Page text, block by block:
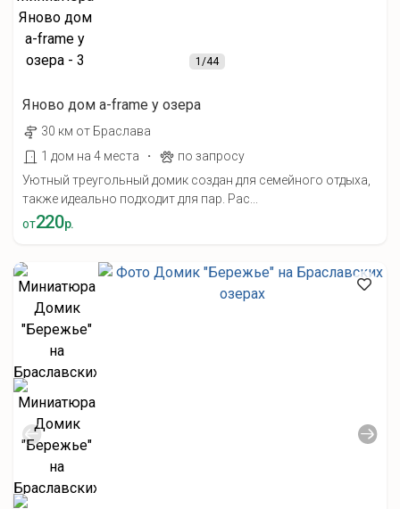
1/44
Яново дом а-frame у озера
30 км от Браслава
1 дом на 4 места
·
по запросу
Уютный треугольный домик создан для семейного отдыха,
также идеально подходит для пар. Рас...
от220р.